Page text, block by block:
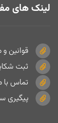
لینک های
قوانین و
ثبت
تماس با
پیگیری